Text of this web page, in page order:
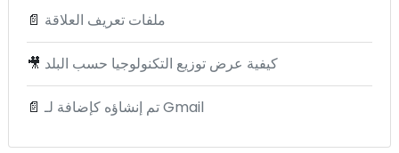
📄 ملفات تعريف العلاقة
🎥 كيفية عرض توزيع التكنولوجيا حسب البلد
📄 تم إنشاؤه كإضافة لـ Gmail